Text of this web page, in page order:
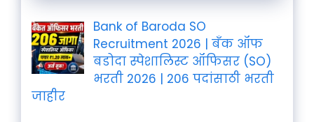
Bank of Baroda SO
Recruitment 2026 | बँक ऑफ
बडोदा स्पेशालिस्ट ऑफिसर (SO)
भरती 2026 | 206 पदांसाठी भरती
जाहीर